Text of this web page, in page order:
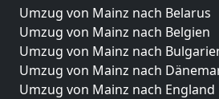
Umzug von Mainz nach Belarus
Umzug von Mainz nach Belgien
Umzug von Mainz nach
Umzug von Mainz nach
Umzug von Mainz nach England